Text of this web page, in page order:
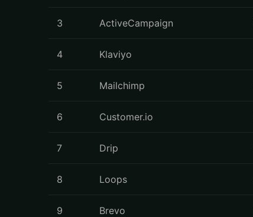
3 ActiveCampaign
4 Klaviyo
5 Mailchimp
6 Customer.io
7 Drip
8 Loops
9 Brevo